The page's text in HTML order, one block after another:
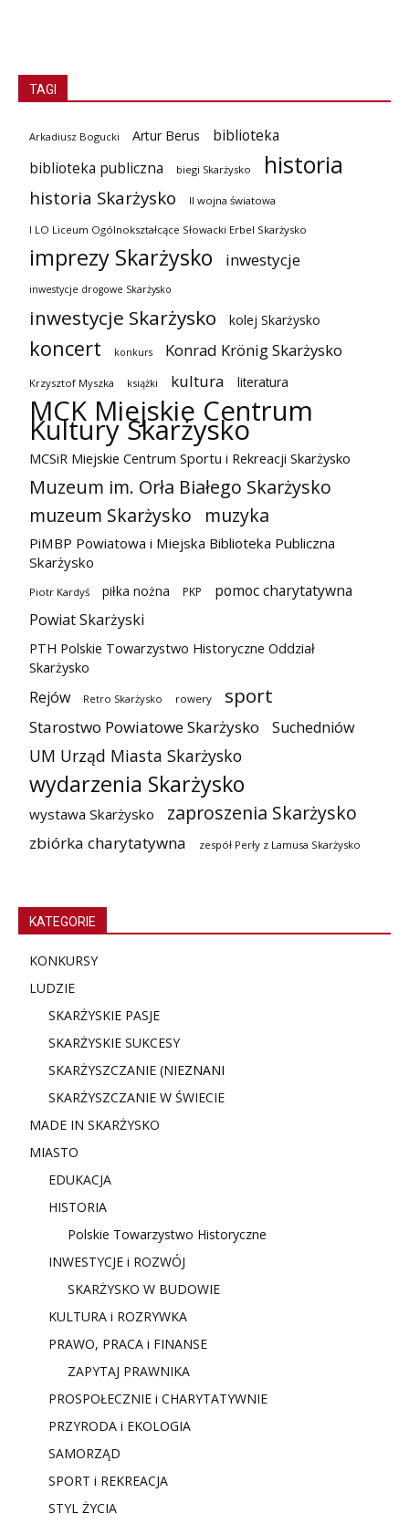
TAGI
Arkadiusz Bogucki Artur Berus
biblioteka
biblioteka publiczna
biegi Skarżysko historia
historia Skarżysko II wojna światowa
I LO Liceum Ogólnokształcące Słowacki Erbel Skarżysko
imprezy Skarżysko inwestycje
inwestycje drogowe Skarżysko
inwestycje Skarżysko kolej Skarżysko
koncert konkurs Konrad Krönig Skarżysko
Krzysztof Myszka książki kultura literatura
MCK Miejskie Centrum
Kultury Skarżysko
MCSiR Miejskie Centrum Sportu i Rekreacji Skarżysko
Muzeum im. Orła Białego Skarżysko
muzeum Skarżysko
muzyka
PiMBP Powiatowa i Miejska Biblioteka Publiczna
Skarżysko
Piotr Kardyś piłka nożna PKP
pomoc charytatywna
Powiat Skarżyski
PTH Polskie Towarzystwo Historyczne Oddział
Skarżysko
Rejów Retro Skarżysko rowery sport
Starostwo Powiatowe Skarżysko Suchedniów
UM Urząd Miasta Skarżysko
wydarzenia Skarżysko
wystawa Skarżysko zaproszenia Skarżysko
zbiórka charytatywna zespół Perły z Lamusa Skarżysko
KATEGORIE
KONKURSY
LUDZIE
SKARŻYSKIE PASJE
SKARŻYSKIE SUKCESY
SKARŻYSZCZANIE (NIEZNANI
SKARŻYSZCZANIE W ŚWIECIE
MADE IN SKARŻYSKO
MIASTO
EDUKACJA
HISTORIA
Polskie Towarzystwo Historyczne
INWESTYCJE i ROZWÓJ
SKARŻYSKO W BUDOWIE
KULTURA i ROZRYWKA
PRAWO, PRACA i FINANSE
ZAPYTAJ PRAWNIKA
PROSPOŁECZNIE i CHARYTATYWNIE
PRZYRODA i EKOLOGIA
SAMORZĄD
SPORT i REKREACJA
STYL ŻYCIA